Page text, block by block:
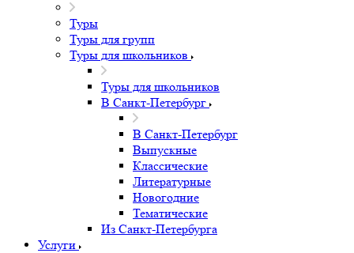
Туры
Туры для групп
Туры для школьников
Туры для школьников
В Санкт-Петербург
В Санкт-Петербург
Выпускные
Классические
Литературные
Новогодние
Тематические
Из Санкт-Петербурга
Услуги